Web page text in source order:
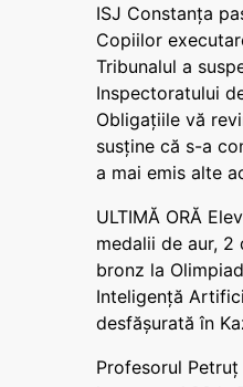
ISJ Constanța
Copiilor
Tribunalul a
Inspectoratului
Obligațiile vă
susține că s-a
a mai emis alte
ULTIMĂ ORĂ
medalii de aur,
bronz la
Inteligență
desfășurată în
Profesorul